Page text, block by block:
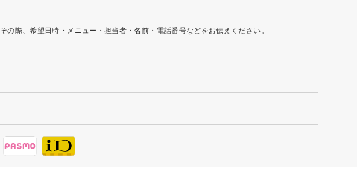
際、希望日時・メニュー・担当者・名前・電話番号などをお伝えください。